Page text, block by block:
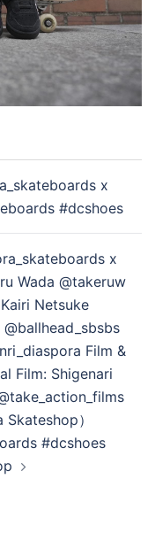
x
#dcshoes
x
Wada @takeruw
Netsuke
Film &
Film: Shigenari
）
#dcshoes